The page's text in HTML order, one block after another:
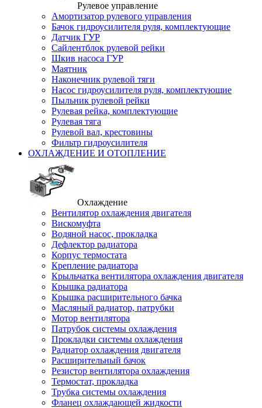
Рулевое управление
Амортизатор рулевого управления
Бачок гидроусилителя руля, комплектующие
Датчик ГУР
Сайлентблок рулевой рейки
Шкив насоса ГУР
Маятник
Наконечник рулевой тяги
Насос гидроусилителя руля, комплектующие
Пыльник рулевой рейки
Рулевая рейка, комплектующие
Рулевая тяга
Рулевой вал, крестовины
Фильтр гидроусилителя
ОХЛАЖДЕНИЕ И ОТОПЛЕНИЕ
Охлаждение
Вентилятор охлаждения двигателя
Вискомуфта
Водяной насос, прокладка
Дефлектор радиатора
Корпус термостата
Крепление радиатора
Крыльчатка вентилятора охлаждения двигателя
Крышка радиатора
Крышка расширительного бачка
Масляный радиатор, патрубки
Мотор вентилятора
Патрубок системы охлаждения
Прокладки системы охлаждения
Радиатор охлаждения двигателя
Расширительный бачок
Резистор вентилятора охлаждения
Термостат, прокладка
Трубка системы охлаждения
Фланец охлаждающей жидкости